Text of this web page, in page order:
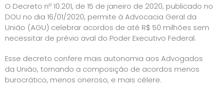
O Decreto nº 10.201, de 15 de janeiro de 2020, publicado no
DOU no dia 16/01/2020, permite à Advocacia Geral da
União (AGU) celebrar acordos de até R$ 50 milhões sem
necessitar de prévio aval do Poder Executivo Federal.
Esse decreto confere mais autonomia aos Advogados
da União, tornando a composição de acordos menos
burocrático, menos oneroso, e mais célere.